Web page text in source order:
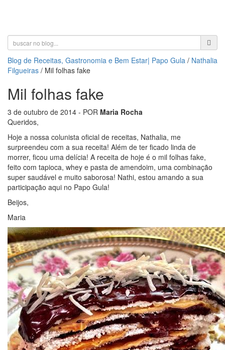
Blog de Receitas, Gastronomia e Bem Estar| Papo Gula / Nathalia
Filgueiras / Mil folhas fake
Mil folhas fake
3 de outubro de 2014 - POR Maria Rocha
Queridos,
Hoje a nossa colunista oficial de receitas, Nathalia, me
surpreendeu com a sua receita! Além de ter ficado linda de
morrer, ficou uma delícia! A receita de hoje é o mil folhas fake,
feito com tapioca, whey e pasta de amendoim, uma combinação
super saudável e muito saborosa! Nathi, estou amando a sua
participação aqui no Papo Gula!
Beijos,
Maria